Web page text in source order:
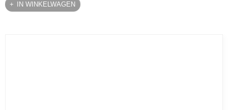
IN WINKELWAGEN